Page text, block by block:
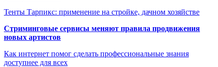
Тенты Тарпикс: применение на стройке, дачном хозяйстве
Стриминговые сервисы меняют правила продвижения
новых артистов
Как интернет помог сделать профессиональные знания
доступнее для всех